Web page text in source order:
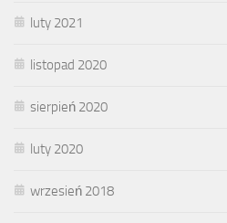
luty 2021
listopad 2020
sierpień 2020
luty 2020
wrzesień 2018